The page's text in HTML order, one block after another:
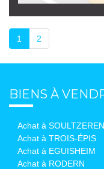
1 2
BIENS À
Achat à SOULTZEREN
Achat à TROIS-ÉPIS
Achat à EGUISHEIM
Achat à RODERN